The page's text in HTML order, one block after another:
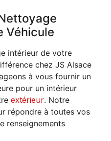
Véhicule
intérieur de votre
chez JS Alsace
à vous fournir un
pour un intérieur
extérieur. Notre
répondre à toutes vos
renseignements